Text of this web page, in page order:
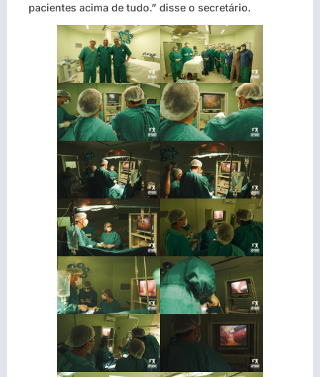
pacientes acima de tudo.” disse o secretário.